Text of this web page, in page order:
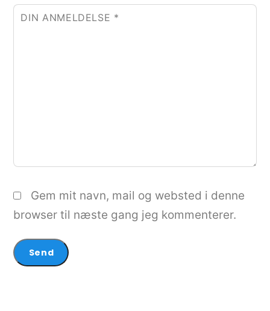
DIN ANMELDELSE *
Gem mit navn, mail og websted i denne
browser til næste gang jeg kommenterer.